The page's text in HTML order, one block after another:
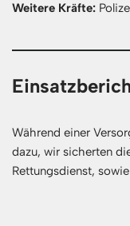
Weitere Kräfte:
Während einer
dazu, wir sicherten
Rettungsdienst,